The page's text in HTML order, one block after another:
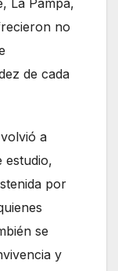
no
de cada
a
estudio,
por
se
y